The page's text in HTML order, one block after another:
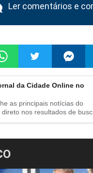
Ler comentários e
Compartilhar
no
Twitter
no
da Cidade Online no
as principais notícias do
direto nos resultados de